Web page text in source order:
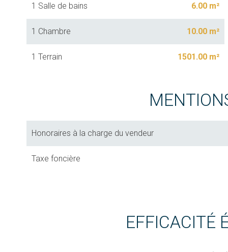
1 Salle de bains 6.00 m²
1 Chambre 10.00 m²
1 Terrain 1501.00 m²
Honoraires à la charge du vendeur
Taxe foncière
EFFICACITÉ